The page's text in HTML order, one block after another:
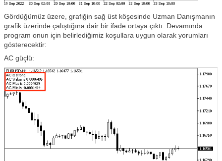
Gördüğümüz üzere, grafiğin sağ üst köşesinde Uzman Danışmanın
grafik üzerinde çalıştığına dair bir ifade ortaya çıktı. Devamında
program onun için belirlediğimiz koşullara uygun olarak yorumları
gösterecektir:
AC güçlü: